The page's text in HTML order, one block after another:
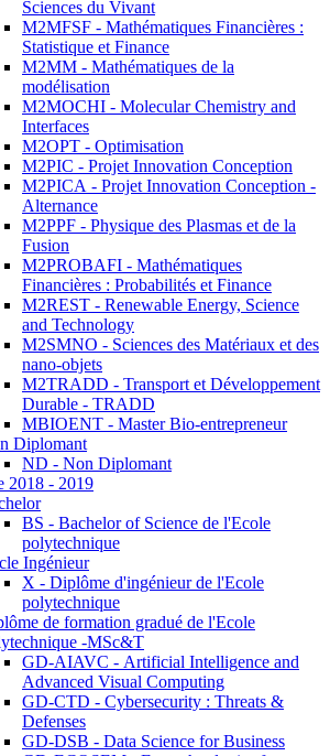
Sciences du Vivant
M2MFSF - Mathématiques Financières :
Statistique et Finance
M2MM - Mathématiques de la
modélisation
M2MOCHI - Molecular Chemistry and
Interfaces
M2OPT - Optimisation
M2PIC - Projet Innovation Conception
M2PICA - Projet Innovation Conception -
Alternance
M2PPF - Physique des Plasmas et de la
Fusion
M2PROBAFI - Mathématiques
Financières : Probabilités et Finance
M2REST - Renewable Energy, Science
and Technology
M2SMNO - Sciences des Matériaux et des
nano-objets
M2TRADD - Transport et Développement
Durable - TRADD
MBIOENT - Master Bio-entrepreneur
Diplomant
ND - Non Diplomant
2018 - 2019
BS - Bachelor of Science de l'Ecole
polytechnique
Ingénieur
X - Diplôme d'ingénieur de l'Ecole
polytechnique
de formation gradué de l'Ecole
-MSc&T
GD-AIAVC - Artificial Intelligence and
Advanced Visual Computing
GD-CTD - Cybersecurity : Threats &
Defenses
GD-DSB - Data Science for Business